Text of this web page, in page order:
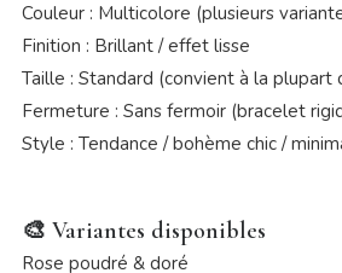
Couleur : Multicolore (plusieurs
Finition : Brillant / effet lisse
Taille : Standard (convient à la plupart
Fermeture : Sans fermoir (bracelet
Style : Tendance / bohème chic /
🎨 Variantes disponibles
Rose poudré & doré